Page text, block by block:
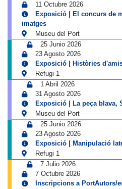
11 Octubre 2026
Exposició | El concurs de
imatges
Museu del Port
25 Junio 2026
23 Agosto 2026
Exposició | Històries
Refugi 1
1 Abril 2026
31 Agosto 2026
Exposició | La peça blava,
Museu del Port
25 Junio 2026
23 Agosto 2026
Exposició | Manipulació
Refugi 1
7 Julio 2026
7 Octubre 2026
Inscripcions a PortAutors/